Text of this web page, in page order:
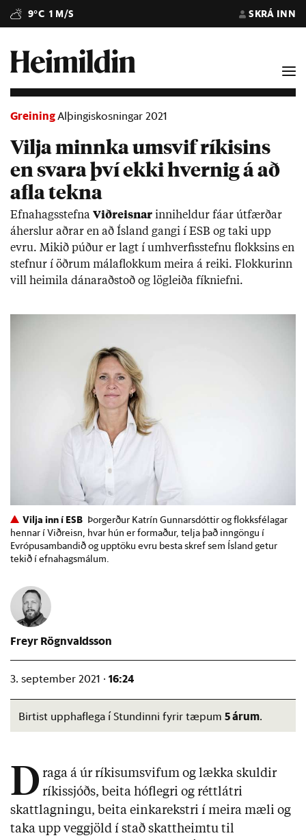
9°C 1 M/S SKRÁ INN
GreiningAlþingiskosningar 2021
Vilja minnka umsvif ríkisins
en svara því ekki hvernig á að
afla tekna
Efna­hags­stefna Við­reisn­ar inni­held­ur fá­ar út­færð­ar
áhersl­ur aðr­ar en að Ís­land gangi í ESB og taki upp
evru. Mik­ið púð­ur er lagt í um­hverf­is­stefnu flokks­ins en
stefn­ur í öðr­um mála­flokk­um meira á reiki. Flokk­ur­inn
vill heim­ila dán­ar­að­stoð og lög­leiða fíkni­efni.
Vilja inn í ESB Þorgerður Katrín Gunnarsdóttir og flokksfélagar
hennar í Viðreisn, hvar hún er formaður, telja það inngöngu í
Evrópusambandið og upptöku evru besta skref sem Ísland getur
tekið í efnahagsmálum.
Freyr Rögnvaldsson
3. september 2021 · 16:24
Birtist upphaflega í Stundinni fyrir tæpum 5 árum.
D raga á úr ríkisumsvifum og lækka skuldir
ríkissjóðs, beita hóflegri og réttlátri
skattlagningu, beita einkarekstri í meira mæli og
taka upp veggjöld í stað skattheimtu til